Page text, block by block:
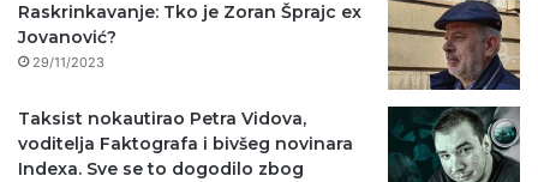
Raskrinkavanje: Tko je Zoran Šprajc ex
Jovanović?
29/11/2023
Taksist nokautirao Petra Vidova,
voditelja Faktografa i bivšeg novinara
Indexa. Sve se to dogodilo zbog